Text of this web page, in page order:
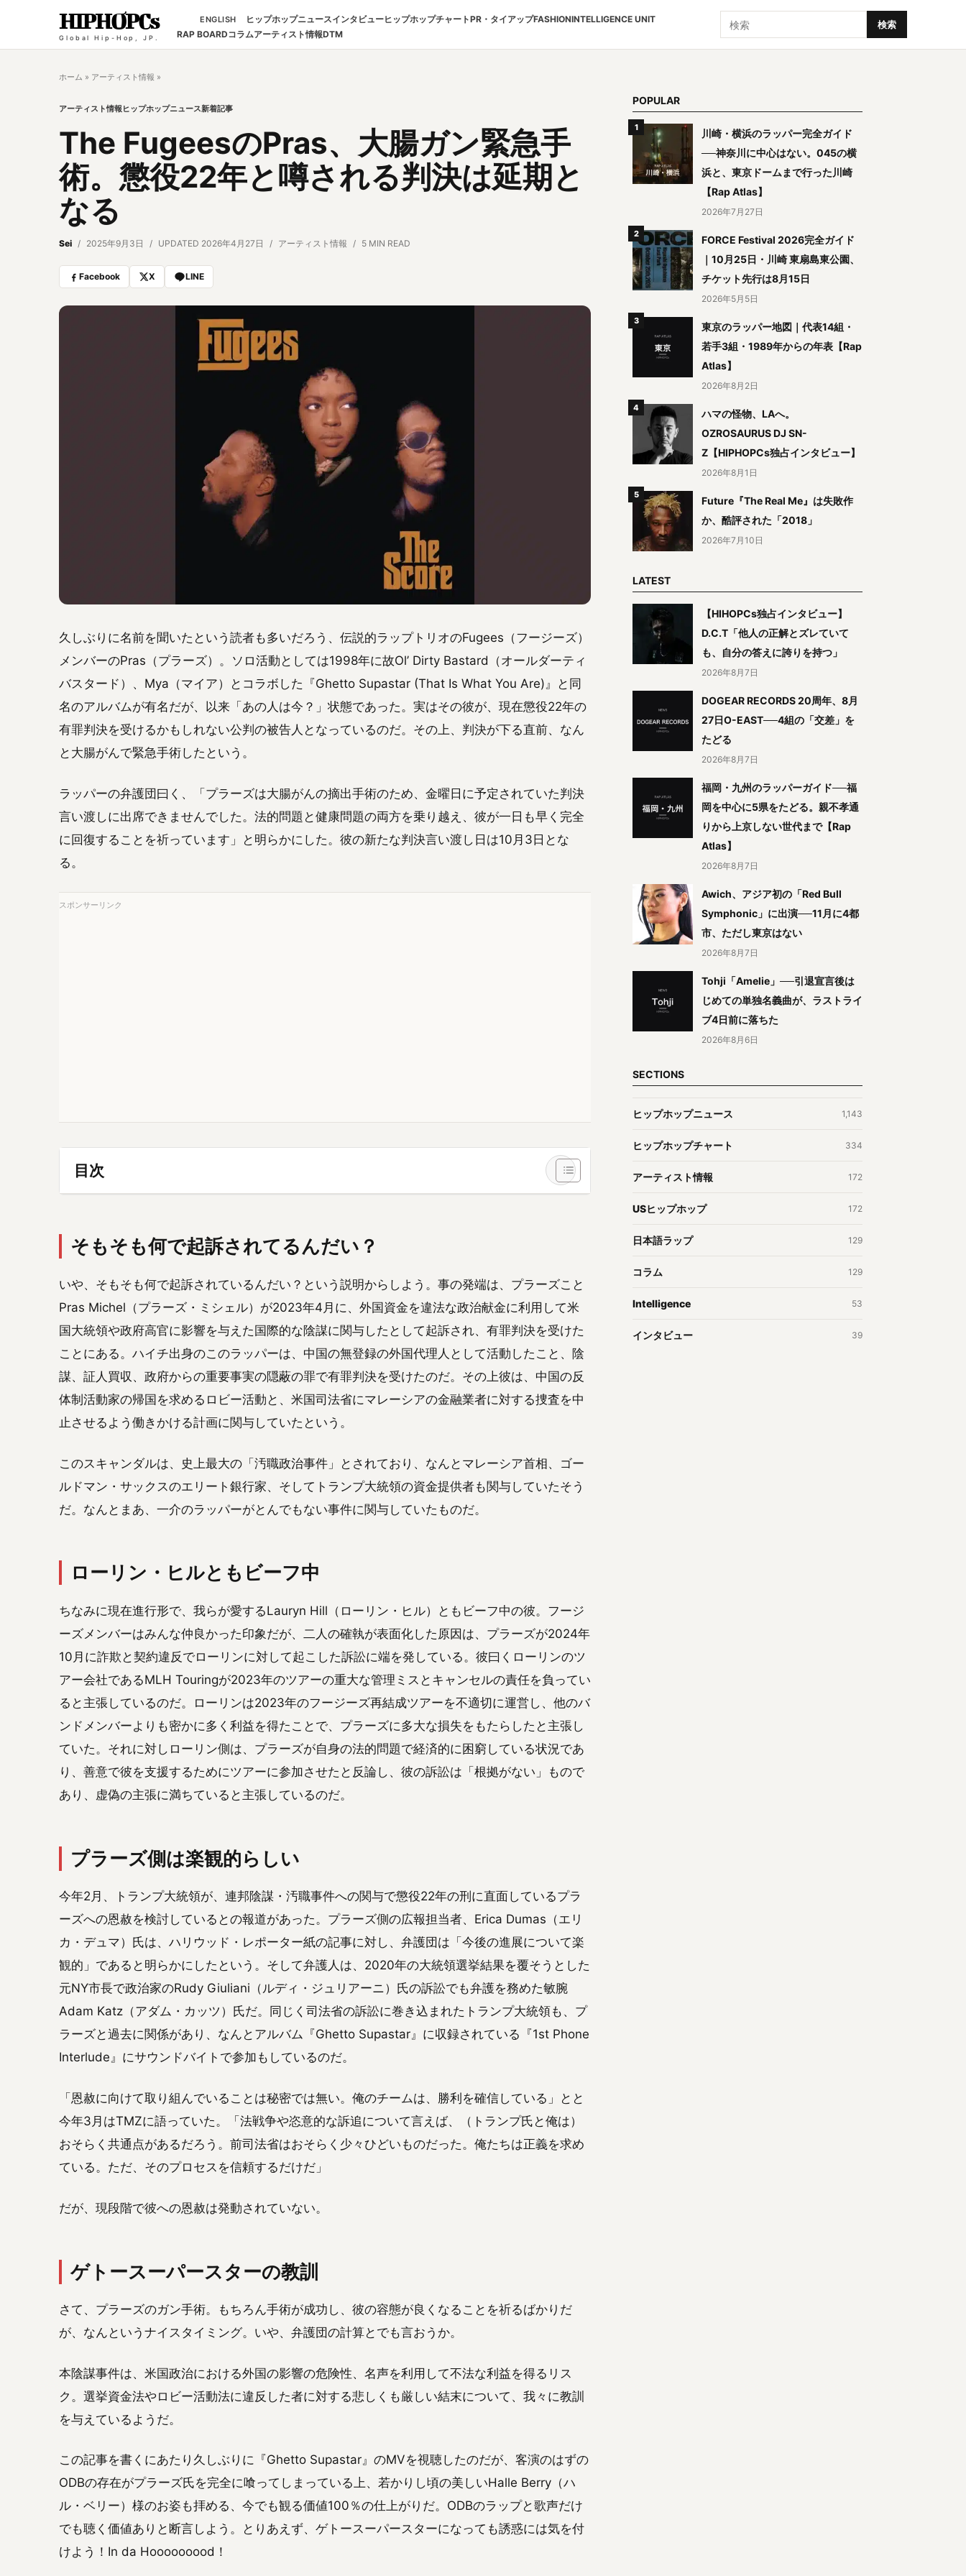
HIPHOPCs
Global Hip-Hop, JP.
ENGLISH ヒップホップニュースインタビューヒップホップチャートPR・タイアップFASHIONINTELLIGENCE UNIT
RAP BOARDコラムアーティスト情報DTM
検索 検索
ホーム » アーティスト情報 »
アーティスト情報 ヒップホップニュース新着記事
The FugeesのPras、大腸ガン緊急手
術。懲役22年と噂される判決は延期と
なる
Sei 2025年9月3日 UPDATED 2026年4月27日 アーティスト情報 5 MIN READ
Facebook X LINE
久しぶりに名前を聞いたという読者も多いだろう、伝説的ラップトリオのFugees（フージーズ）
メンバーのPras（プラーズ）。ソロ活動としては1998年に故Ol’ Dirty Bastard（オールダーティ
バスタード）、Mya（マイア）とコラボした『Ghetto Supastar (That Is What You Are)』と同
名のアルバムが有名だが、以来「あの人は今？」状態であった。実はその彼が、現在懲役22年の
有罪判決を受けるかもしれない公判の被告人となっているのだ。その上、判決が下る直前、なん
と大腸がんで緊急手術したという。
ラッパーの弁護団曰く、「プラーズは大腸がんの摘出手術のため、金曜日に予定されていた判決
言い渡しに出席できませんでした。法的問題と健康問題の両方を乗り越え、彼が一日も早く完全
に回復することを祈っています」と明らかにした。彼の新たな判決言い渡し日は10月3日とな
る。
スポンサーリンク
目次
そもそも何で起訴されてるんだい？
いや、そもそも何で起訴されているんだい？という説明からしよう。事の発端は、プラーズこと
Pras Michel（プラーズ・ミシェル）が2023年4月に、外国資金を違法な政治献金に利用して米
国大統領や政府高官に影響を与えた国際的な陰謀に関与したとして起訴され、有罪判決を受けた
ことにある。ハイチ出身のこのラッパーは、中国の無登録の外国代理人として活動したこと、陰
謀、証人買収、政府からの重要事実の隠蔽の罪で有罪判決を受けたのだ。その上彼は、中国の反
体制活動家の帰国を求めるロビー活動と、米国司法省にマレーシアの金融業者に対する捜査を中
止させるよう働きかける計画に関与していたという。
このスキャンダルは、史上最大の「汚職政治事件」とされており、なんとマレーシア首相、ゴー
ルドマン・サックスのエリート銀行家、そしてトランプ大統領の資金提供者も関与していたそう
だ。なんとまあ、一介のラッパーがとんでもない事件に関与していたものだ。
ローリン・ヒルともビーフ中
ちなみに現在進行形で、我らが愛するLauryn Hill（ローリン・ヒル）ともビーフ中の彼。フージ
ーズメンバーはみんな仲良かった印象だが、二人の確執が表面化した原因は、プラーズが2024年
10月に詐欺と契約違反でローリンに対して起こした訴訟に端を発している。彼曰くローリンのツ
アー会社であるMLH Touringが2023年のツアーの重大な管理ミスとキャンセルの責任を負ってい
ると主張しているのだ。ローリンは2023年のフージーズ再結成ツアーを不適切に運営し、他のバ
ンドメンバーよりも密かに多く利益を得たことで、プラーズに多大な損失をもたらしたと主張し
ていた。それに対しローリン側は、プラーズが自身の法的問題で経済的に困窮している状況であ
り、善意で彼を支援するためにツアーに参加させたと反論し、彼の訴訟は「根拠がない」もので
あり、虚偽の主張に満ちていると主張しているのだ。
プラーズ側は楽観的らしい
今年2月、トランプ大統領が、連邦陰謀・汚職事件への関与で懲役22年の刑に直面しているプラ
ーズへの恩赦を検討しているとの報道があった。プラーズ側の広報担当者、Erica Dumas（エリ
カ・デュマ）氏は、ハリウッド・レポーター紙の記事に対し、弁護団は「今後の進展について楽
観的」であると明らかにしたという。そして弁護人は、2020年の大統領選挙結果を覆そうとした
元NY市長で政治家のRudy Giuliani（ルディ・ジュリアーニ）氏の訴訟でも弁護を務めた敏腕
Adam Katz（アダム・カッツ）氏だ。同じく司法省の訴訟に巻き込まれたトランプ大統領も、プ
ラーズと過去に関係があり、なんとアルバム『Ghetto Supastar』に収録されている『1st Phone
Interlude』にサウンドバイトで参加もしているのだ。
「恩赦に向けて取り組んでいることは秘密では無い。俺のチームは、勝利を確信している」とと
今年3月はTMZに語っていた。「法戦争や恣意的な訴追について言えば、（トランプ氏と俺は）
おそらく共通点があるだろう。前司法省はおそらく少々ひどいものだった。俺たちは正義を求め
ている。ただ、そのプロセスを信頼するだけだ」
だが、現段階で彼への恩赦は発動されていない。
ゲトースーパースターの教訓
さて、プラーズのガン手術。もちろん手術が成功し、彼の容態が良くなることを祈るばかりだ
が、なんというナイスタイミング。いや、弁護団の計算とでも言おうか。
本陰謀事件は、米国政治における外国の影響の危険性、名声を利用して不法な利益を得るリス
ク。選挙資金法やロビー活動法に違反した者に対する悲しくも厳しい結末について、我々に教訓
を与えているようだ。
この記事を書くにあたり久しぶりに『Ghetto Supastar』のMVを視聴したのだが、客演のはずの
ODBの存在がプラーズ氏を完全に喰ってしまっている上、若かりし頃の美しいHalle Berry（ハ
ル・ベリー）様のお姿も拝める、今でも観る価値100％の仕上がりだ。ODBのラップと歌声だけ
でも聴く価値ありと断言しよう。とりあえず、ゲトースーパースターになっても誘惑には気を付
けよう！In da Hooooooood！
POPULAR
川崎・横浜のラッパー完全ガイド
──神奈川に中心はない。045の横
浜と、東京ドームまで行った川崎
【Rap Atlas】
2026年7月27日
FORCE Festival 2026完全ガイド
｜10月25日・川崎 東扇島東公園、
チケット先行は8月15日
2026年5月5日
東京のラッパー地図｜代表14組・
若手3組・1989年からの年表【Rap
Atlas】
2026年8月2日
ハマの怪物、LAへ。
OZROSAURUS DJ SN-
Z【HIPHOPCs独占インタビュー】
2026年8月1日
Future『The Real Me』は失敗作
か、酷評された「2018」
2026年7月10日
LATEST
【HIHOPCs独占インタビュー】
D.C.T「他人の正解とズレていて
も、自分の答えに誇りを持つ」
2026年8月7日
DOGEAR RECORDS 20周年、8月
27日O-EAST──4組の「交差」を
たどる
2026年8月7日
福岡・九州のラッパーガイド──福
岡を中心に5県をたどる。親不孝通
りから上京しない世代まで【Rap
Atlas】
2026年8月7日
Awich、アジア初の「Red Bull
Symphonic」に出演──11月に4都
市、ただし東京はない
2026年8月7日
Tohji「Amelie」──引退宣言後は
じめての単独名義曲が、ラストライ
ブ4日前に落ちた
2026年8月6日
SECTIONS
ヒップホップニュース 1,143
ヒップホップチャート 334
アーティスト情報 172
USヒップホップ 172
日本語ラップ 129
コラム 129
Intelligence 53
インタビュー 39